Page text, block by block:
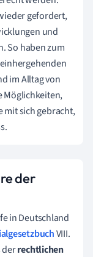
gefordert,
und
So haben zum
im Alltag von
Möglichkeiten,
mit sich gebracht,
der
in Deutschland
VIII.
derrechtlichen